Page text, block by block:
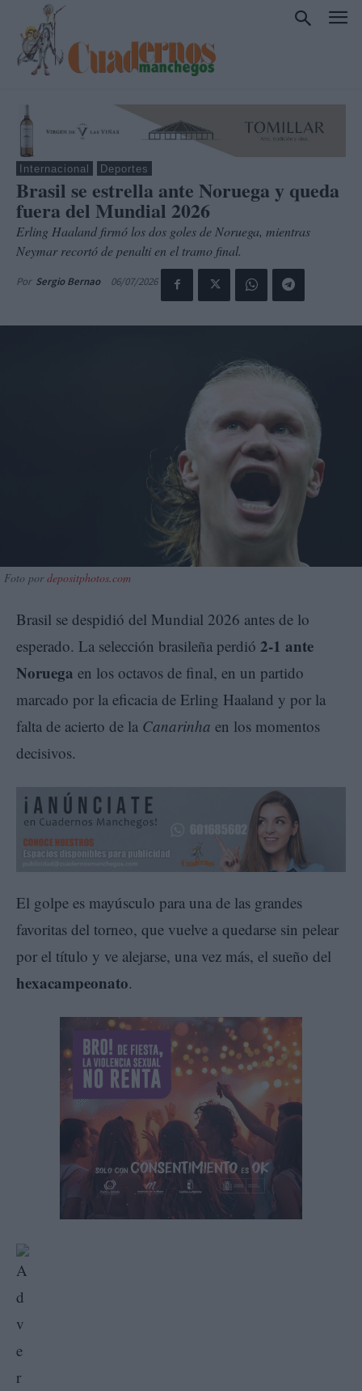
Internacional Deportes
Brasil se estrella ante Noruega y queda
fuera del Mundial 2026
Erling Haaland firmó los dos goles de Noruega, mientras
Neymar recortó de penalti en el tramo final.
Por Sergio Bernao 06/07/2026
Foto pordepositphotos.com
Brasil se despidió del Mundial 2026 antes de lo
esperado. La selección brasileña perdió 2-1 ante
Noruega en los octavos de final, en un partido
marcado por la eficacia de Erling Haaland y por la
falta de acierto de la Canarinha en los momentos
decisivos.
El golpe es mayúsculo para una de las grandes
favoritas del torneo, que vuelve a quedarse sin pelear
por el título y ve alejarse, una vez más, el sueño del
hexacampeonato.